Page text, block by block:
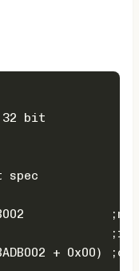
32 bit
spec
+ 0x00)